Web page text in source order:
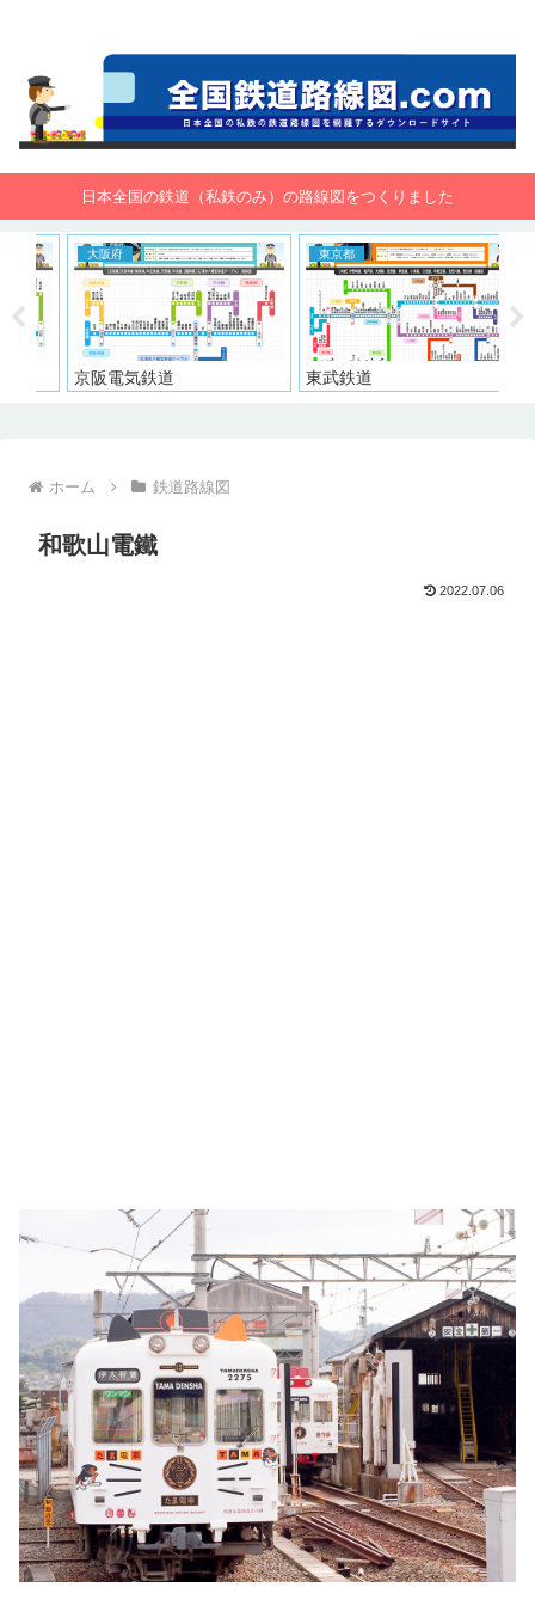
日本全国の鉄道（私鉄のみ）の路線図をつくりました
大阪府
京阪電気鉄道
東京都
東武鉄道
ホーム 鉄道路線図
和歌山電鐵
2022.07.06